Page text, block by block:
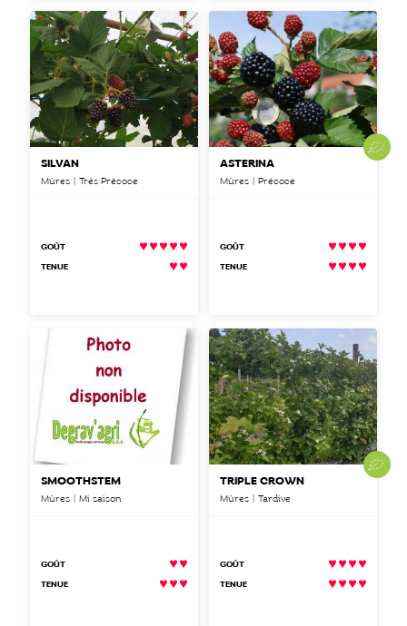
SILVAN
Mûres | Très Précoce
GOÛT
TENUE
ASTERINA
Mûres | Précoce
GOÛT
TENUE
SMOOTHSTEM
Mûres | Mi saison
GOÛT
TENUE
TRIPLE CROWN
Mûres | Tardive
GOÛT
TENUE